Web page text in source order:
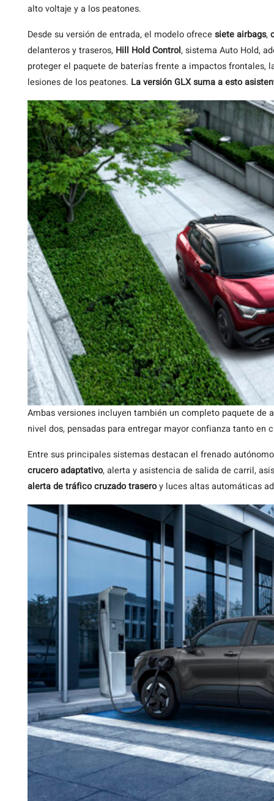
alto voltaje y a los peatones.
Desde su versión de entrada, el modelo ofrece siete airbags,
delanteros y traseros, Hill Hold Control, sistema Auto Hold,
proteger el paquete de baterías frente a impactos frontales,
lesiones de los peatones. La versión GLX suma a esto
Ambas versiones incluyen también un completo paquete de
nivel dos, pensadas para entregar mayor confianza tanto en
Entre sus principales sistemas destacan el frenado
crucero adaptativo, alerta y asistencia de salida de carril,
alerta de tráfico cruzado traseroy luces altas automáticas